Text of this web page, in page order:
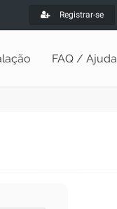
Registrar-se
FAQ / Ajuda